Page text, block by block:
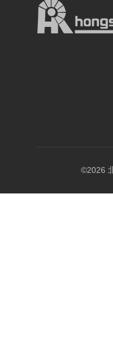
©2026